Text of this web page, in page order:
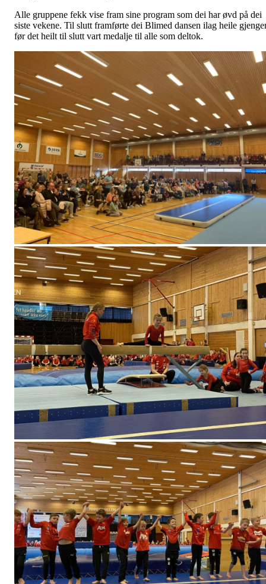
Alle gruppene fekk vise fram sine program som dei har øvd på dei
siste vekene. Til slutt framførte dei Blimed dansen ilag heile
før det heilt til slutt vart medalje til alle som deltok.